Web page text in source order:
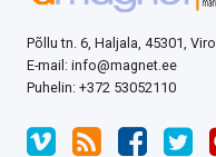
Põllu tn. 6, Haljala, 45301, Viro
E-mail: info@magnet.ee
Puhelin: +372 53052110